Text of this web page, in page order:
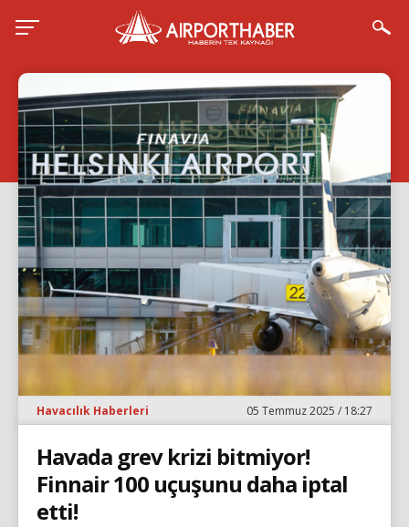
Havacılık Haberleri 05 Temmuz 2025 / 18:27
Havada grev krizi bitmiyor!
Finnair 100 uçuşunu daha iptal
etti!